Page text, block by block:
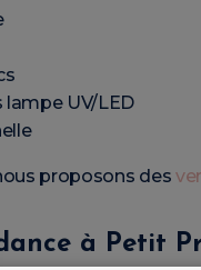
lampe UV/LED
proposons des
à Petit